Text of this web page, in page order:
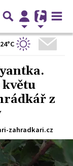
24°C
z
zahradkari.cz